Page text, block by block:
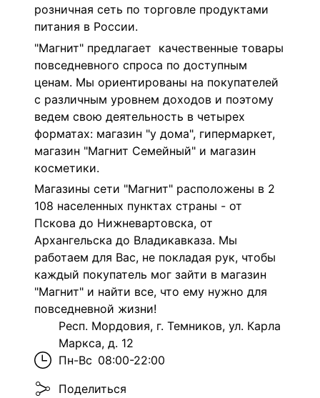
розничная сеть по торговле продуктами
питания в России.
"Магнит" предлагает качественные товары
повседневного спроса по доступным
ценам. Мы ориентированы на покупателей
с различным уровнем доходов и поэтому
ведем свою деятельность в четырех
форматах: магазин "у дома", гипермаркет,
магазин "Магнит Семейный" и магазин
косметики.
Магазины сети "Магнит" расположены в 2
108 населенных пунктах страны - от
Пскова до Нижневартовска, от
Архангельска до Владикавказа. Мы
работаем для Вас, не покладая рук, чтобы
каждый покупатель мог зайти в магазин
"Магнит" и найти все, что ему нужно для
повседневной жизни!
Респ. Мордовия, г. Темников, ул. Карла
Маркса, д. 12
Пн-Вс 08:00-22:00
Поделиться